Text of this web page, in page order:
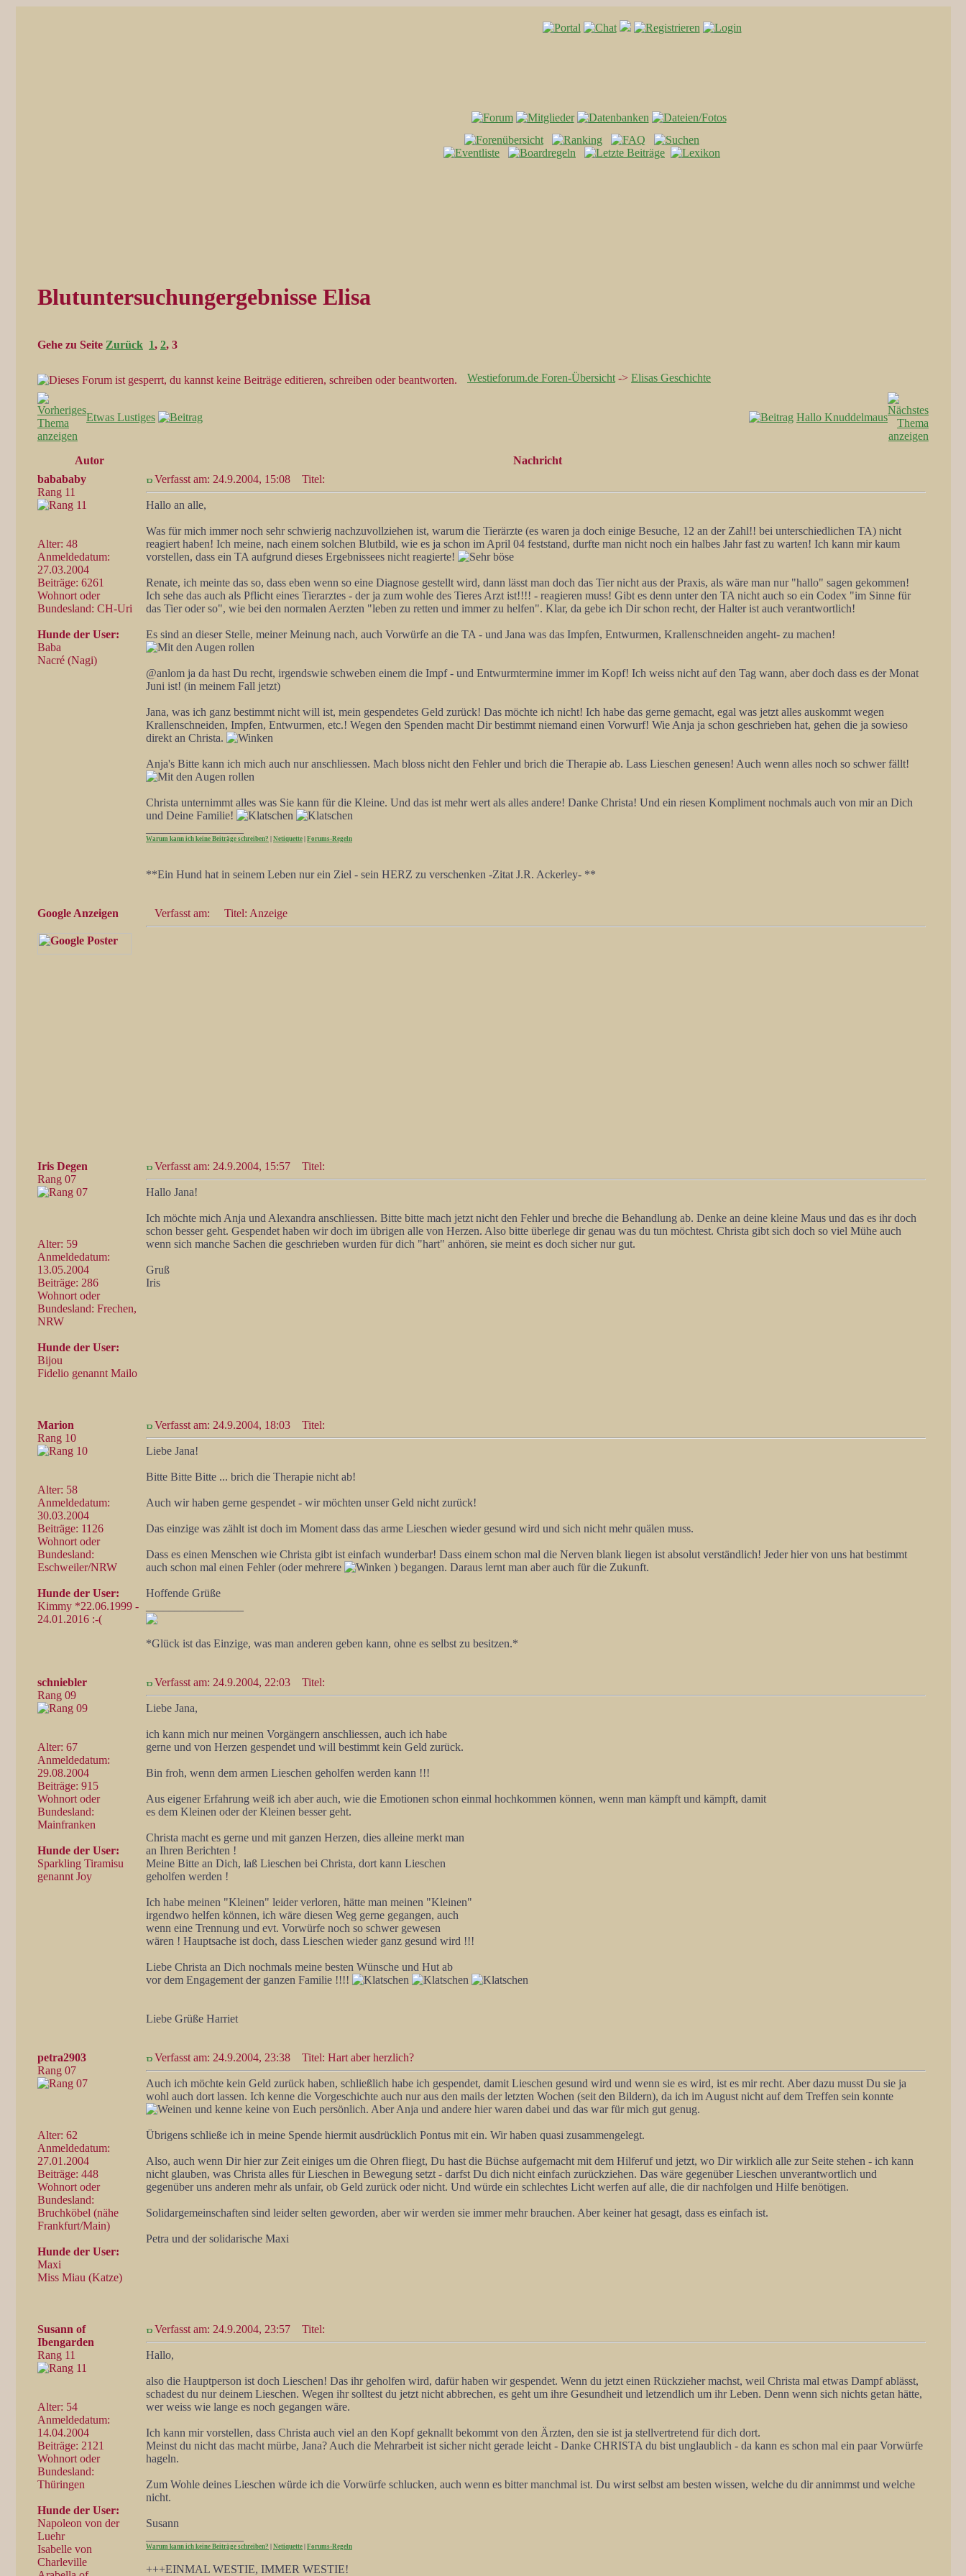
Blutuntersuchungergebnisse Elisa
Gehe zu Seite Zurück 1, 2, 3
Westieforum.de Foren-Übersicht -> Elisas Geschichte
Etwas Lustiges Hallo Knuddelmaus
Autor
Nachricht
babababy
Rang 11
Alter: 48
Anmeldedatum:
27.03.2004
Beiträge: 6261
Wohnort oder
Bundesland: CH-Uri
Hunde der User:
Baba
Nacré (Nagi)
Verfasst am: 24.9.2004, 15:08 Titel:
Hallo an alle,
Was für mich immer noch sehr schwierig nachzuvollziehen ist, warum die Tierärzte (es waren ja doch einige Besuche, 12 an der Zahl!! bei unterschiedlichen TA) nicht
reagiert haben! Ich meine, nach einem solchen Blutbild, wie es ja schon im April 04 feststand, durfte man nicht noch ein halbes Jahr fast zu warten! Ich kann mir kaum
vorstellen, dass ein TA aufgrund dieses Ergebnissees nicht reagierte!
Renate, ich meinte das so, dass eben wenn so eine Diagnose gestellt wird, dann lässt man doch das Tier nicht aus der Praxis, als wäre man nur "hallo" sagen gekommen!
Ich sehe das auch als Pflicht eines Tierarztes - der ja zum wohle des Tieres Arzt ist!!!! - reagieren muss! Gibt es denn unter den TA nicht auch so ein Codex "im Sinne für
das Tier oder so", wie bei den normalen Aerzten "leben zu retten und immer zu helfen". Klar, da gebe ich Dir schon recht, der Halter ist auch verantwortlich!
Es sind an dieser Stelle, meiner Meinung nach, auch Vorwürfe an die TA - und Jana was das Impfen, Entwurmen, Krallenschneiden angeht- zu machen!
@anlom ja da hast Du recht, irgendswie schweben einem die Impf - und Entwurmtermine immer im Kopf! Ich weiss nicht auf den Tag wann, aber doch dass es der Monat
Juni ist! (in meinem Fall jetzt)
Jana, was ich ganz bestimmt nicht will ist, mein gespendetes Geld zurück! Das möchte ich nicht! Ich habe das gerne gemacht, egal was jetzt alles auskommt wegen
Krallenschneiden, Impfen, Entwurmen, etc.! Wegen den Spenden macht Dir bestimmt niemand einen Vorwurf! Wie Anja ja schon geschrieben hat, gehen die ja sowieso
direkt an Christa.
Anja's Bitte kann ich mich auch nur anschliessen. Mach bloss nicht den Fehler und brich die Therapie ab. Lass Lieschen genesen! Auch wenn alles noch so schwer fällt!
Christa unternimmt alles was Sie kann für die Kleine. Und das ist mehr wert als alles andere! Danke Christa! Und ein riesen Kompliment nochmals auch von mir an Dich
und Deine Familie!
Warum kann ich keine Beiträge schreiben? Netiquette Forums-Regeln
**Ein Hund hat in seinem Leben nur ein Ziel - sein HERZ zu verschenken -Zitat J.R. Ackerley- **
Google Anzeigen Verfasst am: Titel: Anzeige
Iris Degen
Rang 07
Alter: 59
Anmeldedatum:
13.05.2004
Beiträge: 286
Wohnort oder
Bundesland: Frechen,
NRW
Hunde der User:
Bijou
Fidelio genannt Mailo
Verfasst am: 24.9.2004, 15:57 Titel:
Hallo Jana!
Ich möchte mich Anja und Alexandra anschliessen. Bitte bitte mach jetzt nicht den Fehler und breche die Behandlung ab. Denke an deine kleine Maus und das es ihr doch
schon besser geht. Gespendet haben wir doch im übrigen alle von Herzen. Also bitte überlege dir genau was du tun möchtest. Christa gibt sich doch so viel Mühe auch
wenn sich manche Sachen die geschrieben wurden für dich "hart" anhören, sie meint es doch sicher nur gut.
Gruß
Iris
Marion
Rang 10
Alter: 58
Anmeldedatum:
30.03.2004
Beiträge: 1126
Wohnort oder
Bundesland:
Eschweiler/NRW
Hunde der User:
Kimmy *22.06.1999 -
24.01.2016 :-(
Verfasst am: 24.9.2004, 18:03 Titel:
Liebe Jana!
Bitte Bitte Bitte ... brich die Therapie nicht ab!
Auch wir haben gerne gespendet - wir möchten unser Geld nicht zurück!
Das einzige was zählt ist doch im Moment dass das arme Lieschen wieder gesund wird und sich nicht mehr quälen muss.
Dass es einen Menschen wie Christa gibt ist einfach wunderbar! Dass einem schon mal die Nerven blank liegen ist absolut verständlich! Jeder hier von uns hat bestimmt
auch schon mal einen Fehler (oder mehrere
) begangen. Daraus lernt man aber auch für die Zukunft.
Hoffende Grüße
*Glück ist das Einzige, was man anderen geben kann, ohne es selbst zu besitzen.*
schniebler
Rang 09
Alter: 67
Anmeldedatum:
29.08.2004
Beiträge: 915
Wohnort oder
Bundesland:
Mainfranken
Hunde der User:
Sparkling Tiramisu
genannt Joy
Verfasst am: 24.9.2004, 22:03 Titel:
Liebe Jana,
ich kann mich nur meinen Vorgängern anschliessen, auch ich habe
gerne und von Herzen gespendet und will bestimmt kein Geld zurück.
Bin froh, wenn dem armen Lieschen geholfen werden kann !!!
Aus eigener Erfahrung weiß ich aber auch, wie die Emotionen schon einmal hochkommen können, wenn man kämpft und kämpft, damit
es dem Kleinen oder der Kleinen besser geht.
Christa macht es gerne und mit ganzen Herzen, dies alleine merkt man
an Ihren Berichten !
Meine Bitte an Dich, laß Lieschen bei Christa, dort kann Lieschen
geholfen werden !
Ich habe meinen "Kleinen" leider verloren, hätte man meinen "Kleinen"
irgendwo helfen können, ich wäre diesen Weg gerne gegangen, auch
wenn eine Trennung und evt. Vorwürfe noch so schwer gewesen
wären ! Hauptsache ist doch, dass Lieschen wieder ganz gesund wird !!!
Liebe Christa an Dich nochmals meine besten Wünsche und Hut ab
vor dem Engagement der ganzen Familie !!!!
Liebe Grüße Harriet
petra2903
Rang 07
Alter: 62
Anmeldedatum:
27.01.2004
Beiträge: 448
Wohnort oder
Bundesland:
Bruchköbel (nähe
Frankfurt/Main)
Hunde der User:
Maxi
Miss Miau (Katze)
Verfasst am: 24.9.2004, 23:38 Titel: Hart aber herzlich?
Auch ich möchte kein Geld zurück haben, schließlich habe ich gespendet, damit Lieschen gesund wird und wenn sie es wird, ist es mir recht. Aber dazu musst Du sie ja
wohl auch dort lassen. Ich kenne die Vorgeschichte auch nur aus den mails der letzten Wochen (seit den Bildern), da ich im August nicht auf dem Treffen sein konnte
und kenne keine von Euch persönlich. Aber Anja und andere hier waren dabei und das war für mich gut genug.
Übrigens schließe ich in meine Spende hiermit ausdrücklich Pontus mit ein. Wir haben quasi zusammengelegt.
Also, auch wenn Dir hier zur Zeit einiges um die Ohren fliegt, Du hast die Büchse aufgemacht mit dem Hilferuf und jetzt, wo Dir wirklich alle zur Seite stehen - ich kann
nicht glauben, was Christa alles für Lieschen in Bewegung setzt - darfst Du dich nicht einfach zurückziehen. Das wäre gegenüber Lieschen unverantwortlich und
gegenüber uns anderen mehr als unfair, ob Geld zurück oder nicht. Und würde ein schlechtes Licht werfen auf alle, die dir nachfolgen und Hilfe benötigen.
Solidargemeinschaften sind leider selten geworden, aber wir werden sie immer mehr brauchen. Aber keiner hat gesagt, dass es einfach ist.
Petra und der solidarische Maxi
Susann of
Ibengarden
Rang 11
Alter: 54
Anmeldedatum:
14.04.2004
Beiträge: 2121
Wohnort oder
Bundesland:
Thüringen
Hunde der User:
Napoleon von der
Luehr
Isabelle von
Charleville
Verfasst am: 24.9.2004, 23:57 Titel:
Hallo,
also die Hauptperson ist doch Lieschen! Das ihr geholfen wird, dafür haben wir gespendet. Wenn du jetzt einen Rückzieher machst, weil Christa mal etwas Dampf ablässt,
schadest du nur deinem Lieschen. Wegen ihr solltest du jetzt nicht abbrechen, es geht um ihre Gesundheit und letzendlich um ihr Leben. Denn wenn sich nichts getan hätte,
wer weiss wie lange es noch gegangen wäre.
Ich kann mir vorstellen, dass Christa auch viel an den Kopf geknallt bekommt von den Ärzten, den sie ist ja stellvertretend für dich dort.
Meinst du nicht das macht mürbe, Jana? Auch die Mehrarbeit ist sicher nicht gerade leicht - Danke CHRISTA du bist unglaublich - da kann es schon mal ein paar Vorwürfe
hageln.
Zum Wohle deines Lieschen würde ich die Vorwürfe schlucken, auch wenn es bitter manchmal ist. Du wirst selbst am besten wissen, welche du dir annimmst und welche
nicht.
Susann
Warum kann ich keine Beiträge schreiben? Netiquette Forums-Regeln
+++EINMAL WESTIE, IMMER WESTIE!